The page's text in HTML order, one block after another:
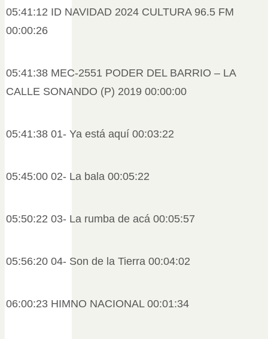
05:41:12 ID NAVIDAD 2024 CULTURA 96.5 FM
00:00:26
05:41:38 MEC-2551 PODER DEL BARRIO – LA
CALLE SONANDO (P) 2019 00:00:00
05:41:38 01- Ya está aquí 00:03:22
05:45:00 02- La bala 00:05:22
05:50:22 03- La rumba de acá 00:05:57
05:56:20 04- Son de la Tierra 00:04:02
06:00:23 HIMNO NACIONAL 00:01:34